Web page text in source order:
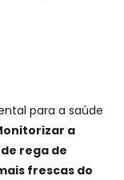
para a saúde
a
rega de
frescas do